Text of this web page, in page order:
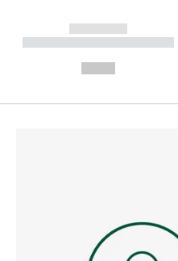
------------
----------- ----------- --------